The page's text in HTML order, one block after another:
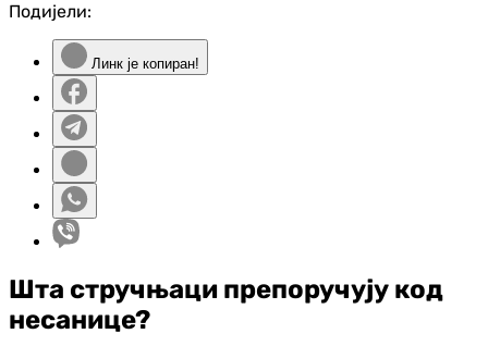
Подијели:
Линк је копиран!
Шта стручњаци препоручују код
несанице?